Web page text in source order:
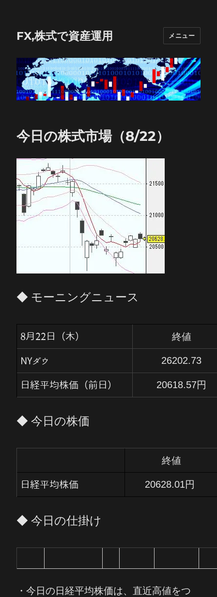
FX,株式で資産運用 メニュー
今日の株式市場（8/22）
◆ モーニングニュース
8月22日（木） 終値
NYダウ 26202.73
日経平均株価（前日） 20618.57円
◆ 今日の株価
終値
日経平均株価 20628.01円
◆ 今日の仕掛け
・今日の日経平均株価は、直近高値をつ